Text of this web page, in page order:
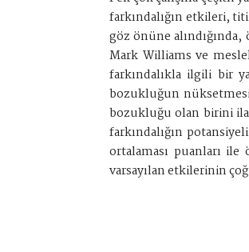
farkındalığın etkileri,
göz önüne
Mark Williams ve
farkındalıkla ilgili bir
bozukluğun
bozukluğu olan birini
farkındalığın
ortalaması puanları
varsayılan etkilerinin